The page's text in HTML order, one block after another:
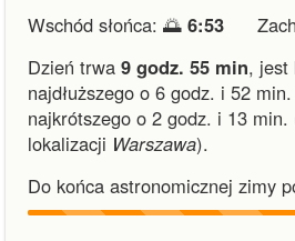
Wschód słońca: 🌅 6:53
Dzień trwa 9 godz. 55 min, jest
najdłuższego o 6 godz. i 52 min.
najkrótszego o 2 godz. i 13 min.
lokalizacji Warszawa).
Do końca astronomicznej zimy